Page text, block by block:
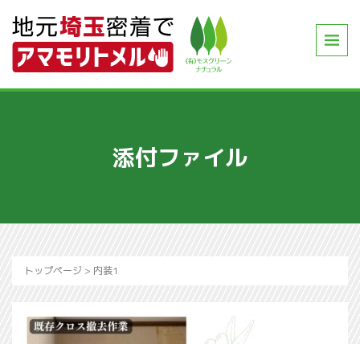
添付ファイル
トップページ > 内装1